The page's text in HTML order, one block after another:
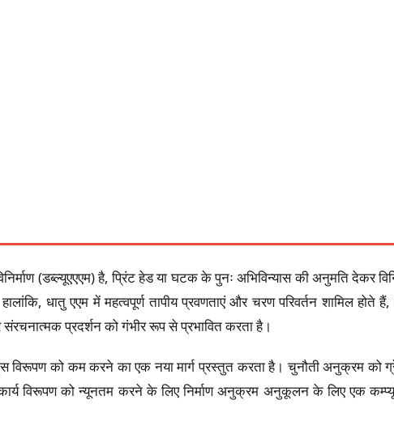
(डब्ल्यूएएएम) है, प्रिंट हेड या घटक के पुनः अभिविन्यास की अनुमति देकर
धातु एएम में महत्वपूर्ण तापीय प्रवणताएं और चरण परिवर्तन शामिल होते
प्रदर्शन को गंभीर रूप से प्रभावित करता है।
विरूपण को कम करने का एक नया मार्ग प्रस्तुत करता है। चुनौती अनुक्रम को
विरूपण को न्यूनतम करने के लिए निर्माण अनुक्रम अनुकूलन के लिए एक